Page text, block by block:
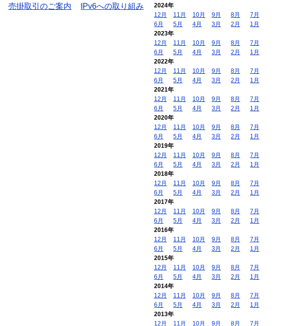
売掛取引のご案内
IPv6への取り組み
2024年
12月
11月 10月 9月 8月
7月
6月
5月 4月 3月 2月
1月
2023年
12月
11月 10月 9月 8月
7月
6月
5月 4月 3月 2月
1月
2022年
12月
11月 10月 9月 8月
7月
6月
5月 4月 3月 2月
1月
2021年
12月
11月 10月 9月 8月
7月
6月
5月 4月 3月 2月
1月
2020年
12月
11月 10月 9月 8月
7月
6月
5月 4月 3月 2月
1月
2019年
12月
11月 10月 9月 8月
7月
6月
5月 4月 3月 2月
1月
2018年
12月
11月 10月 9月 8月
7月
6月
5月 4月 3月 2月
1月
2017年
12月
11月 10月 9月 8月
7月
6月
5月 4月 3月 2月
1月
2016年
12月
11月 10月 9月 8月
7月
6月
5月 4月 3月 2月
1月
2015年
12月
11月 10月 9月 8月
7月
6月
5月 4月 3月 2月
1月
2014年
12月
11月 10月 9月 8月
7月
6月
5月 4月 3月 2月
1月
2013年
12月
11月 10月 9月 8月 7月